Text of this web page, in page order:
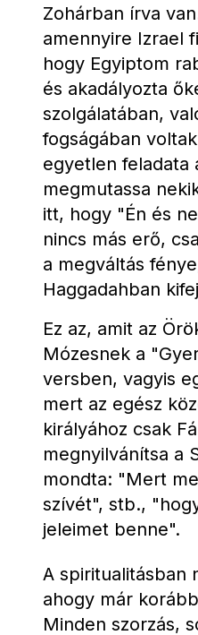
Zohárban írva
amennyire Izrael
hogy Egyiptom
és akadályozta
szolgálatában,
fogságában
egyetlen feladata
megmutassa
itt, hogy "Én és
nincs más erő,
a megváltás
Haggadahban
Ez az, amit az
Mózesnek a
versben, vagyis
mert az egész
királyához csak
megnyilvánítsa a
mondta: "Mert
szívét", stb.,
jeleimet benne".
A spiritualitásban
ahogy már
Minden szorzás,